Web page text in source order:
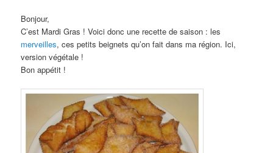
Bonjour,
C’est Mardi Gras ! Voici donc une recette de saison : les
merveilles, ces petits beignets qu’on fait dans ma région. Ici,
version végétale !
Bon appétit !